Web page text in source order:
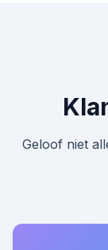
Geloof niet